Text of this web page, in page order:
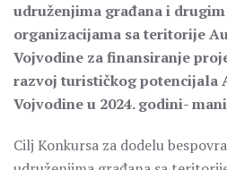
udruženjima građana i drugim
organizacijama sa teritorije
Vojvodine za finansiranje
razvoj turističkog potencijala
Vojvodine u 2024. godini-
Cilj Konkursa za dodelu